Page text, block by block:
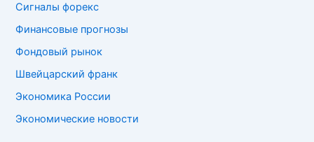
Сигналы форекс
Финансовые прогнозы
Фондовый рынок
Швейцарский франк
Экономика России
Экономические новости